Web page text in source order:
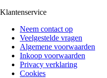
Klantenservice
Neem contact op
Veelgestelde vragen
Algemene voorwaarden
Inkoop voorwaarden
Privacy verklaring
Cookies